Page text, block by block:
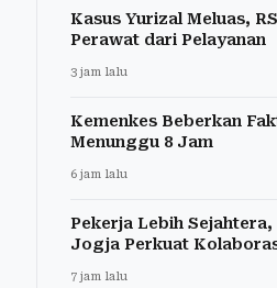
Kasus Yurizal Meluas,
Perawat dari Pelayanan
3 jam lalu
Kemenkes Beberkan
Menunggu 8 Jam
6 jam lalu
Pekerja Lebih
Jogja Perkuat
7 jam lalu